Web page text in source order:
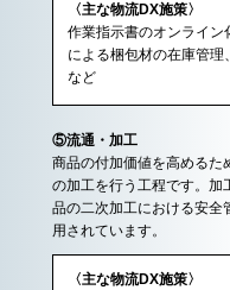
〈主な物流DX施策〉
作業指示書のオンライン
による梱包材の在庫管
など
⑤流通・加工
商品の付加価値を高めるた
の加工を行う工程です。加
品の二次加工における安全
用されています。
〈主な物流DX施策〉